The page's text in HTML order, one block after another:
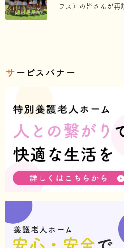
フス）の皆さんが再
サ ービスバナー